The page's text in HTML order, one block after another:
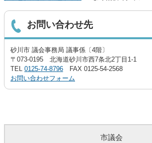
お問い合わせ先
砂川市 議会事務局 議事係〔4階〕
〒073-0195 北海道砂川市西7条北2丁目1-1
TEL 0125-74-8796 FAX 0125-54-2568
お問い合わせフォーム
市議会